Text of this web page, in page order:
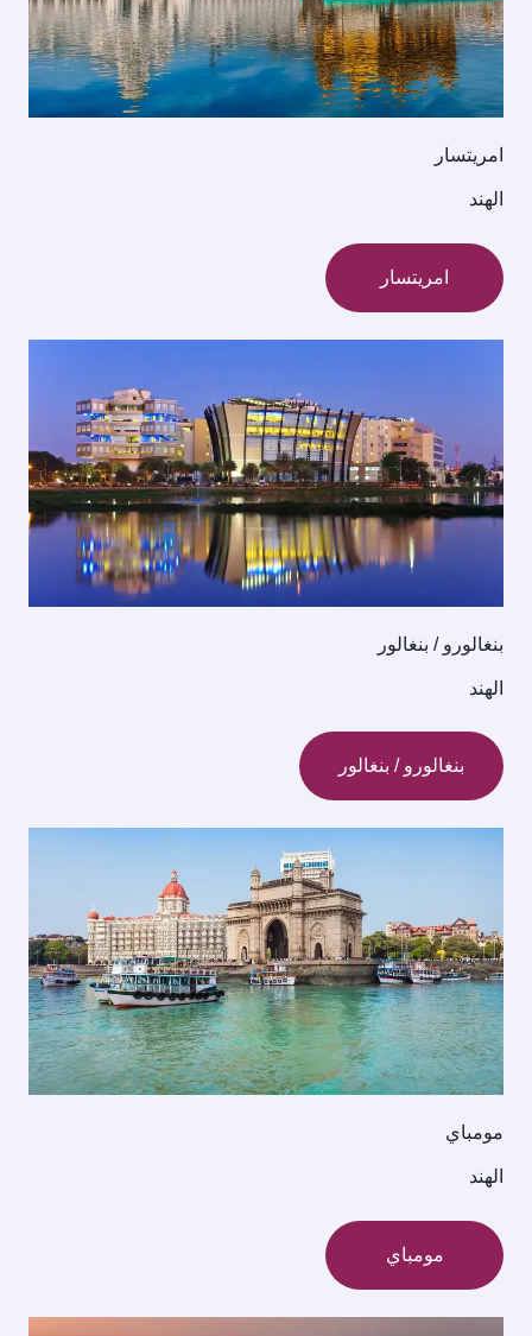
امريتسار
الهند
امريتسار
بنغالورو / بنغالور
الهند
بنغالورو / بنغالور
مومباي
الهند
مومباي